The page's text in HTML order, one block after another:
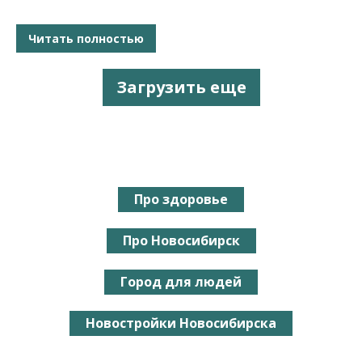
Читать полностью
Загрузить еще
Про здоровье
Про Новосибирск
Город для людей
Новостройки Новосибирска